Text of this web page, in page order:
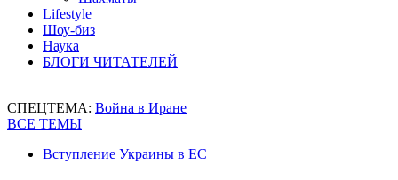
Lifestyle
Шоу-биз
Наука
БЛОГИ ЧИТАТЕЛЕЙ
СПЕЦТЕМА: Война в Иране
ВСЕ ТЕМЫ
Вступление Украины в ЕС